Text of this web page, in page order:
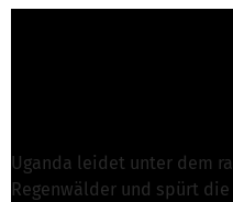
Uganda leidet unter dem
Regenwälder und spürt